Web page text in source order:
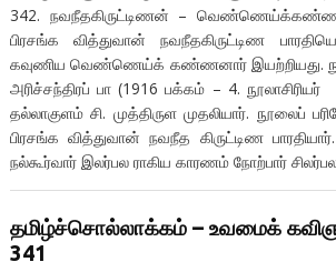
342. நவநீதகிருட்டிணன் –
பிரசங்க வித்துவான் நவநீதகிருட்டிண
கவுணிய வெண்ணெய்க் கண்ணனார்
அரிச்சந்திரப் பா (1916 பக்கம் – 4.
தல்லாகுளம் சி. முத்திருள முதலியார்.
பிரசங்க வித்துவான் நவநீத கிருட்டிண
நல்கூர்வார் இலர்பல ராகிய காரணம் நோற்பார்
தமிழ்ச்சொல்லாக்கம் – உவமைக்
341